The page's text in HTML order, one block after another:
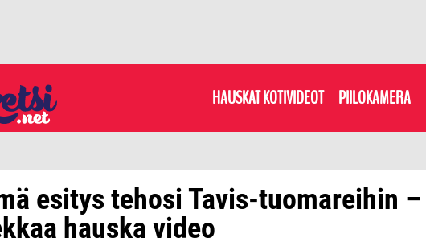
HAUSKAT KOTIVIDEOT PIILOKAMERA
esitys tehosi Tavis-tuomareihin –
hauska video